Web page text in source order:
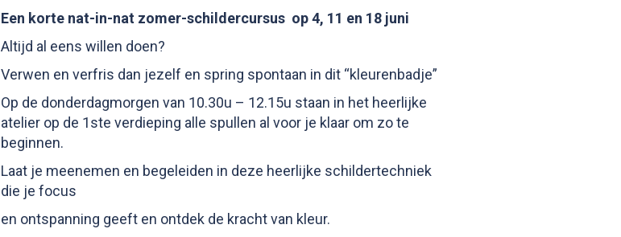
Een korte nat-in-nat zomer-schildercursus op 4, 11 en 18 juni
Altijd al eens willen doen?
Verwen en verfris dan jezelf en spring spontaan in dit “kleurenbadje”
Op de donderdagmorgen van 10.30u – 12.15u staan in het heerlijke
atelier op de 1ste verdieping alle spullen al voor je klaar om zo te
beginnen.
Laat je meenemen en begeleiden in deze heerlijke schildertechniek
die je focus
en ontspanning geeft en ontdek de kracht van kleur.